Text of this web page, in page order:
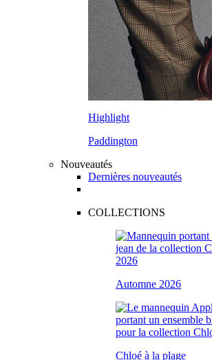
Highlight
Paddington
Nouveautés
Dernières nouveautés
COLLECTIONS
Automne 2026
Chloé à la plage